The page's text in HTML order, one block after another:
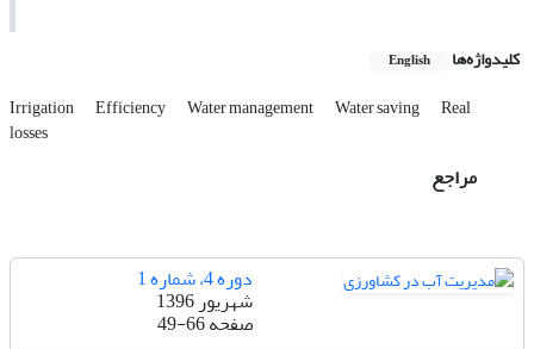
کلیدواژه‌ها English
Irrigation Efficiency Water management Water saving Real
losses
مراجع
دوره 4، شماره 1
شهریور 1396
صفحه49-66